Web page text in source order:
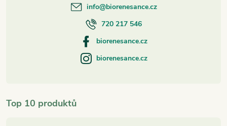
Top 10 produktů
info@biorenesance.cz
720 217 546
biorenesance.cz
biorenesance.cz